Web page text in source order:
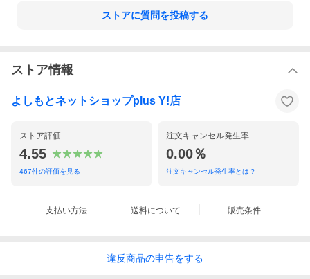
ストアに質問を投稿する
ストア情報
よしもとネットショップplus Y!店
ストア評価
4.55
467件の評価を見る
注文キャンセル発生率
0.00％
注文キャンセル発生率とは？
支払い方法 送料について 販売条件
違反商品の申告をする